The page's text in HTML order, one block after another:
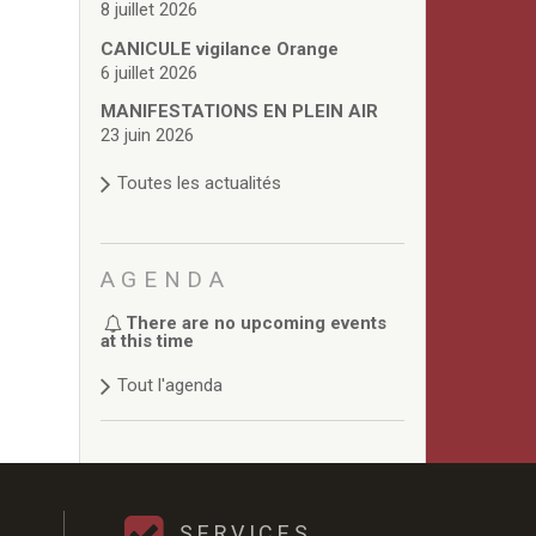
8 juillet 2026
CANICULE vigilance Orange
6 juillet 2026
MANIFESTATIONS EN PLEIN AIR
23 juin 2026
Toutes les actualités
AGENDA
There are no upcoming events
at this time
Tout l'agenda